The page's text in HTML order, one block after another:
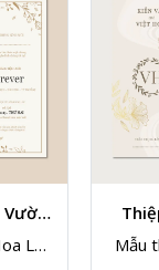
Nhã
Mẫu